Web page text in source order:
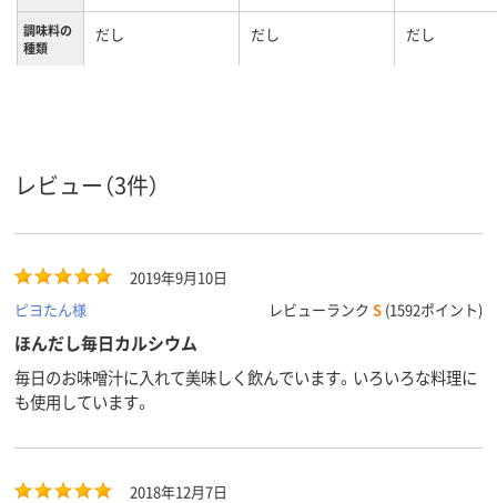
調味料の
種類
だし だし だし
レビュー（3件）
2019年9月10日
ピヨたん様
レビューランク S (1592ポイント)
ほんだし毎日カルシウム
毎日のお味噌汁に入れて美味しく飲んでいます。いろいろな料理に
も使用しています。
2018年12月7日